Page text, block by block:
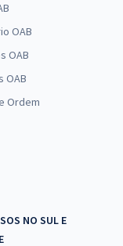
e Tecnologia
- Inglês
OAB
OAB
OAB
Ordem
NO SUL E